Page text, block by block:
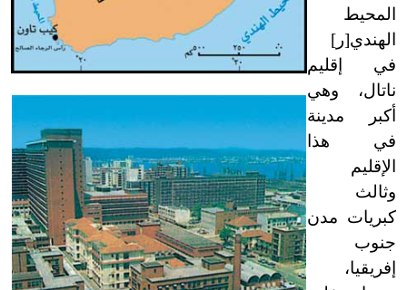
المحيط
الهندي[ر]
في إقليم
ناتال، وهي
أكبر مدينة
في هذا
الإقليم
وثالث
كبريات مدن
جنوب
إفريقيا،